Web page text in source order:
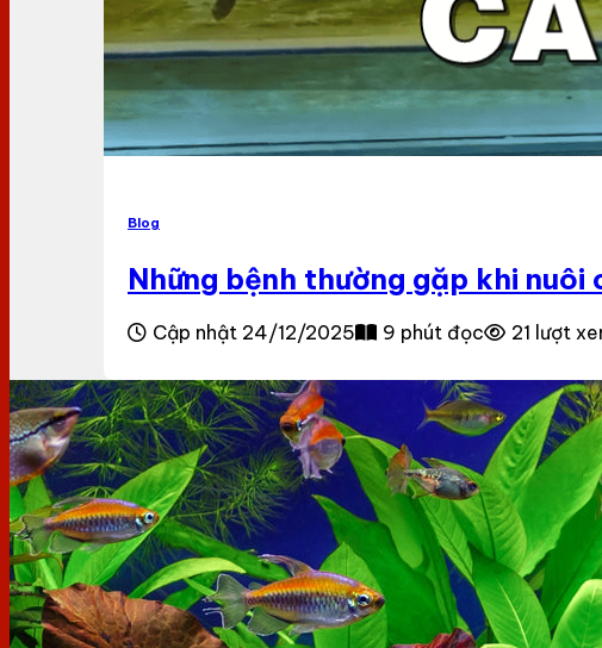
Blog
Những bệnh thường gặp khi nuôi
Cập nhật 24/12/2025 9 phút đọc 21 lượt